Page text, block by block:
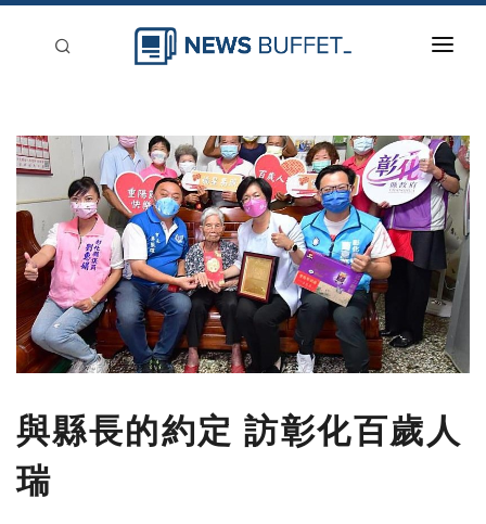
新聞稿分類
登入
刊登
與縣長的約定 訪彰化百歲人
瑞